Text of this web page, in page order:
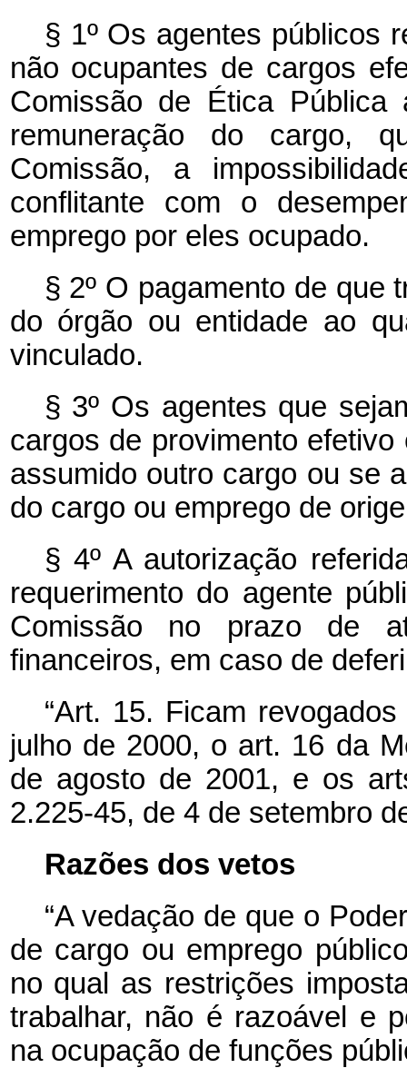
§ 1º Os agentes públicos
não ocupantes de cargos
Comissão de Ética
remuneração do cargo,
Comissão, a
conflitante com o
emprego por eles ocupado.
§ 2º O pagamento de que
do órgão ou entidade ao
vinculado.
§ 3º Os agentes que
cargos de provimento
assumido outro cargo ou se
do cargo ou emprego de
§ 4º A autorização
requerimento do agente
Comissão no prazo de
financeiros, em caso de
“Art. 15. Ficam
julho de 2000, o art. 16 da
de agosto de 2001, e os
2.225-45, de 4 de setembro
Razões dos vetos
“A vedação de que o
de cargo ou emprego
no qual as restrições
trabalhar, não é razoável e
na ocupação de funções